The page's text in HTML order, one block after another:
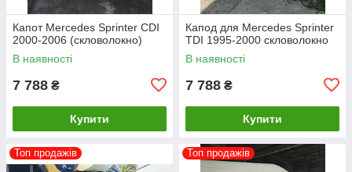
Капот Mercedes Sprinter CDI
2000-2006 (скловолокно)
В наявності
7 788 ₴
Купити
Капод для Mercedes Sprinter
TDI 1995-2000 скловолокно
В наявності
7 788 ₴
Купити
Топ продажів Топ продажів